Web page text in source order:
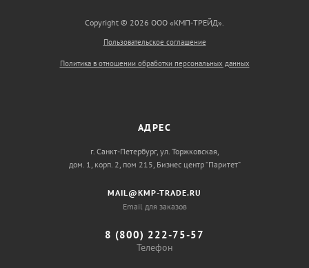
Copyright © 2026 ООО «КМП-ТРЕЙД».
Пользовательское соглашение
Политика в отношении обработки персональных данных
АДРЕС
г. Санкт-Петербург, ул. Торжковская,
дом. 1, корп. 2, пом 215, Бизнес центр “Паритет”
MAIL@KMP-TRADE.RU
Email для заказов
8 (800) 222-75-57
Телефон